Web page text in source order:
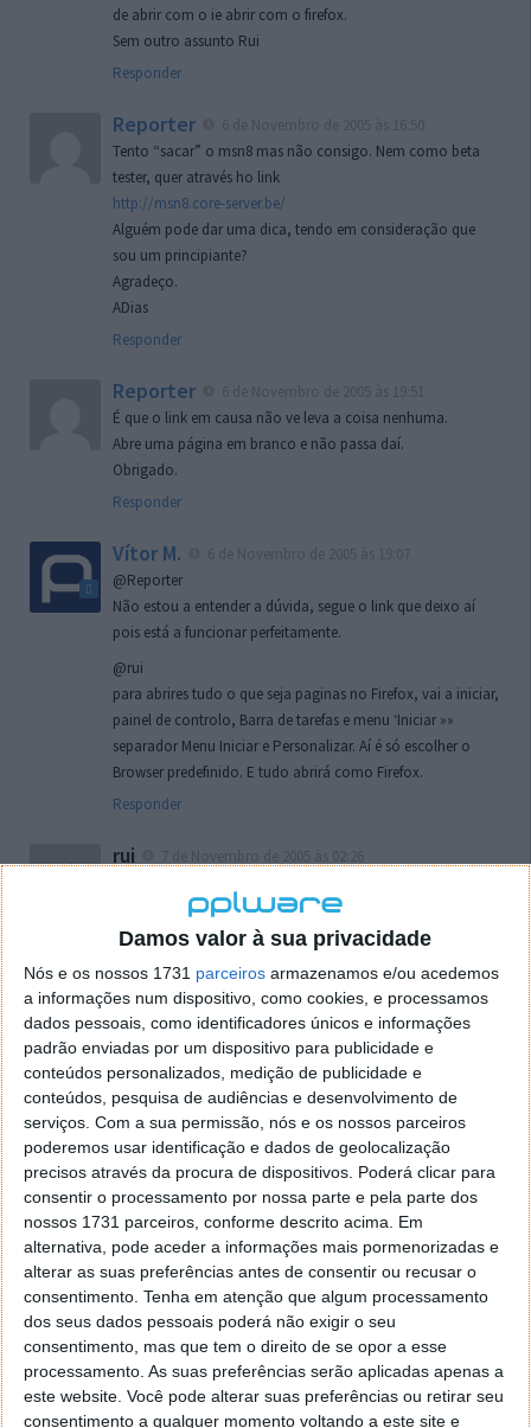
Damos valor à sua privacidade
Nós e os nossos 1731 parceiros armazenamos e/ou acedemos
a informações num dispositivo, como cookies, e processamos
dados pessoais, como identificadores únicos e informações
padrão enviadas por um dispositivo para publicidade e
conteúdos personalizados, medição de publicidade e
conteúdos, pesquisa de audiências e desenvolvimento de
serviços. Com a sua permissão, nós e os nossos parceiros
poderemos usar identificação e dados de geolocalização
precisos através da procura de dispositivos. Poderá clicar para
consentir o processamento por nossa parte e pela parte dos
nossos 1731 parceiros, conforme descrito acima. Em
alternativa, pode aceder a informações mais pormenorizadas e
alterar as suas preferências antes de consentir ou recusar o
consentimento. Tenha em atenção que algum processamento
dos seus dados pessoais poderá não exigir o seu
consentimento, mas que tem o direito de se opor a esse
processamento. As suas preferências serão aplicadas apenas a
este website. Você pode alterar suas preferências ou retirar seu
consentimento a qualquer momento voltando a este site e
de abrir com o ie abrir com o firefox.
Sem outro assunto Rui
Responder
Reporter
Tento “sacar” o msn8 mas não consigo. Nem como beta
tester, quer através ho link
http://msn8.core-server.be/
Alguém pode dar uma dica, tendo em consideração que
sou um principiante?
Agradeço.
ADias
Responder
Reporter
É que o link em causa não ve leva a coisa nenhuma.
Abre uma página em branco e não passa daí.
Obrigado.
Responder
Vítor M.
@Reporter
Não estou a entender a dúvida, segue o link que deixo aí
pois está a funcionar perfeitamente.
@rui
para abrires tudo o que seja paginas no Firefox, vai a iniciar,
painel de controlo, Barra de tarefas e menu ‘Iniciar »»
separador Menu Iniciar e Personalizar. Aí é só escolher o
Browser predefinido. E tudo abrirá como Firefox.
Responder
rui
localizaçao referida n se encontra la nada k me permita por
o firefox como browser predefenido
Ja percorri o painel
tentei apagar o explorer na tentativa de forçar o uso do
firefox mas em vao. Kaso te lembres de outra dica fico
agradecido, caso contrario obrigado a mesma
Responder
Vítor M.
7 de Novembro de 2005 às 01:39
@Reporter
Desculpa mas o link funciona. Seja como for segue por mail
o MSn Messenger 8.
Responder
Vítor M.
@Rui
Tens de encontrar o que te falei. Faz da seguinte maneira,
janela iniciar e no topo dessa janela com o botão direito do
rato faz propriedades. Depois no separador Menu ‘Iniciar’
clica no botão ‘Personalizar’ aí encontrarás no separador